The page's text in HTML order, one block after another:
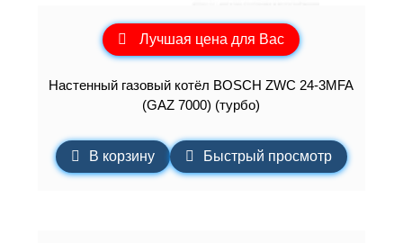
Лучшая цена для Вас
Настенный газовый котёл BOSCH ZWC 24-3MFA
(GAZ 7000) (турбо)
В корзину Быстрый просмотр